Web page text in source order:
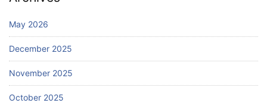
May 2026
December 2025
November 2025
October 2025